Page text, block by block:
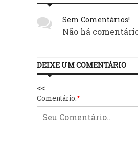
Sem Comentários!
Não há
DEIXE UM COMENTÁRIO
<<
Comentário:*